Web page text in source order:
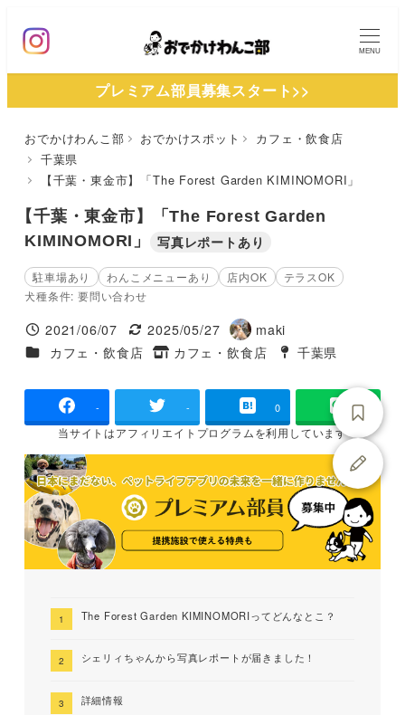
ン
MENU
プレミアム部員募集スタート>>
おでかけわんこ部 おでかけスポット
カフェ・飲食店
千葉県
【千葉・東金市】「The Forest Garden KIMINOMORI」
【千葉・東金市】「The Forest Garden
KIMINOMORI」
写真レポートあり
駐車場あり わんこメニューあり 店内OK
テラスOK
犬種条件: 要問い合わせ
投稿日
2021/06/07
更新日
2025/05/27
著
者
maki
施設ジャンル
カフェ・飲食店
タグ
カフェ・飲食店
タグ
千葉県
- - 0
当サイトはアフィリエイトプログラムを利用しています
The Forest Garden KIMINOMORIってどんなとこ？
シェリィちゃんから写真レポートが届きました！
詳細情報